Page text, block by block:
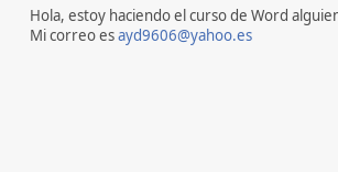
Hola, estoy haciendo el curso de Word
Mi correo esayd9606@yahoo.es